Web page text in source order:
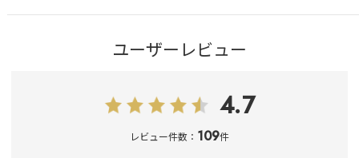
ユーザーレビュー
4.7
レビュー件数： 109件